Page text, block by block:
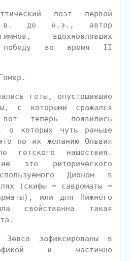
поэт первой
в. до н.э., автор
вдохновлявших
победу во время II
геты, опустошившие
с которыми сражался
теперь появились
о которых чуть раньше
по их желанию Ольвия
гетского нашествия.
это риторического
Дионом в
(скифы = савроматы =
или для Нижнего
свойственна такая
зафиксированы в
и частично